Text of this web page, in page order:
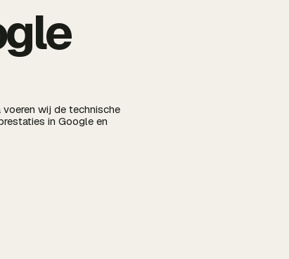
wij de technische
in Google en